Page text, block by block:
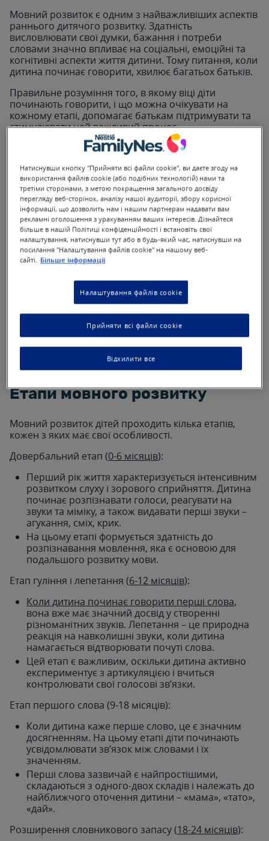
Мовний розвиток є одним з найважливіших аспектів
раннього дитячого розвитку. Здатність
висловлювати свої думки, бажання і потреби
словами значно впливає на соціальні, емоційні та
когнітивні аспекти життя дитини. Тому питання, коли
дитина починає говорити, хвилює багатьох батьків.
Правильне розуміння того, в якому віці діти
починають говорити, і що можна очікувати на
кожному етапі, допомагає батькам підтримувати та
стимулювати цей важливий процес.
Важливість мовного розвитку
у дітей
Мовний розвиток починається задовго до того, як
дитина вимовляє своє перше слово. Від моменту
народження дитина починає сприймати звуки,
голоси, міміку і навіть інтонації, які використовують
оточуючі. Ці перші взаємодії є основою для
формування навичок спілкування, які з часом
переходять у розуміння та вимовляння слів.
Мовлення – це не просто здатність говорити, а
складний процес, який містить слухання, розуміння,
пізнання, аналіз і синтез інформації. Важливість
розвитку мови у дітей полягає в тому, що це
забезпечує основи для подальшого навчання і
соціалізації. Коли дитина починає говорити, вона
починає активно взаємодіяти зі світом навколо
себе, розширюючи своє розуміння і можливості.
Етапи мовного розвитку
Мовний розвиток дітей проходить кілька етапів,
кожен з яких має свої особливості.
Довербальний етап (0-6 місяців):
Перший рік життя характеризується інтенсивним
розвитком слуху і зорового сприйняття. Дитина
починає розпізнавати голоси, реагувати на
звуки та міміку, а також видавати перші звуки –
агукання, сміх, крик.
На цьому етапі формується здатність до
розпізнавання мовлення, яка є основою для
подальшого розвитку мови.
Етап гуління і лепетання (6-12 місяців):
Коли дитина починає говорити перші слова,
вона вже має значний досвід у створенні
різноманітних звуків. Лепетання – це природна
реакція на навколишні звуки, коли дитина
намагається відтворювати почуті слова.
Цей етап є важливим, оскільки дитина активно
експериментує з артикуляцією і вчиться
контролювати свої голосові зв’язки.
Етап першого слова (9-18 місяців):
Коли дитина каже перше слово, це є значним
досягненням. На цьому етапі діти починають
усвідомлювати зв’язок між словами і їх
значенням.
Перші слова зазвичай є найпростішими,
складаються з одного-двох складів і належать до
найближчого оточення дитини – «мама», «тато»,
«дай».
Розширення словникового запасу (18-24 місяців):
Натиснувши кнопку "Прийняти всі файли cookie", ви даєте згоду на
використання файлів cookie (або подібних технологій) нами та
третіми сторонами, з метою покращення загального досвіду
перегляду веб-сторінок, аналізу нашої аудиторії, збору корисної
інформації, що дозволить нам і нашим партнерам надавати вам
рекламні оголошення з урахуванням ваших інтересів. Дізнайтеся
більше в нашій Політиці конфіденційності і встановіть свої
налаштування, натиснувши тут або в будь-який час, натиснувши на
посилання "Налаштування файлів cookie" на нашому веб-
сайті. Більше інформації
Налаштування файлів cookie
Відхилити все
Прийняти всі файли cookie